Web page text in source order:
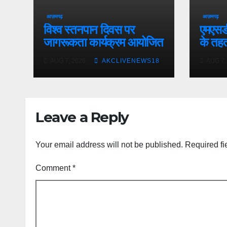
आज़मगढ़
विश्व स्तनपान दिवस पर
जागरूकता कार्यक्रम आयोजित
AKCLIVENEWS18
आज़मगढ़
के
Leave a Reply
Your email address will not be published. Required
Comment*